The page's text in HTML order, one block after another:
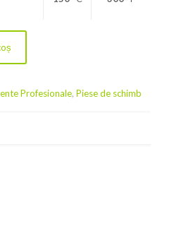
Profesionale, Piese de schimb